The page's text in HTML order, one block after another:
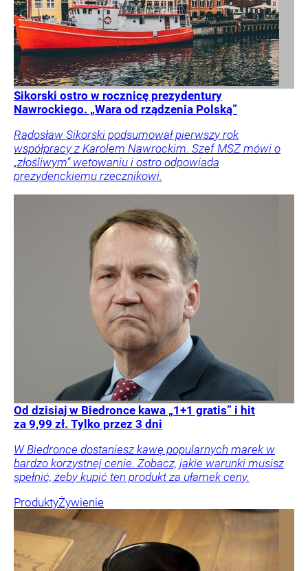
Sikorski ostro w rocznicę prezydentury
Nawrockiego. „Wara od rządzenia Polską”
Radosław Sikorski podsumował pierwszy rok
współpracy z Karolem Nawrockim. Szef MSZ mówi o
„złośliwym” wetowaniu i ostro odpowiada
prezydenckiemu rzecznikowi.
Od dzisiaj w Biedronce kawa „1+1 gratis” i hit
za 9,99 zł. Tylko przez 3 dni
W Biedronce dostaniesz kawę popularnych marek w
bardzo korzystnej cenie. Zobacz, jakie warunki musisz
spełnić, żeby kupić ten produkt za ułamek ceny.
ProduktyŻywienie